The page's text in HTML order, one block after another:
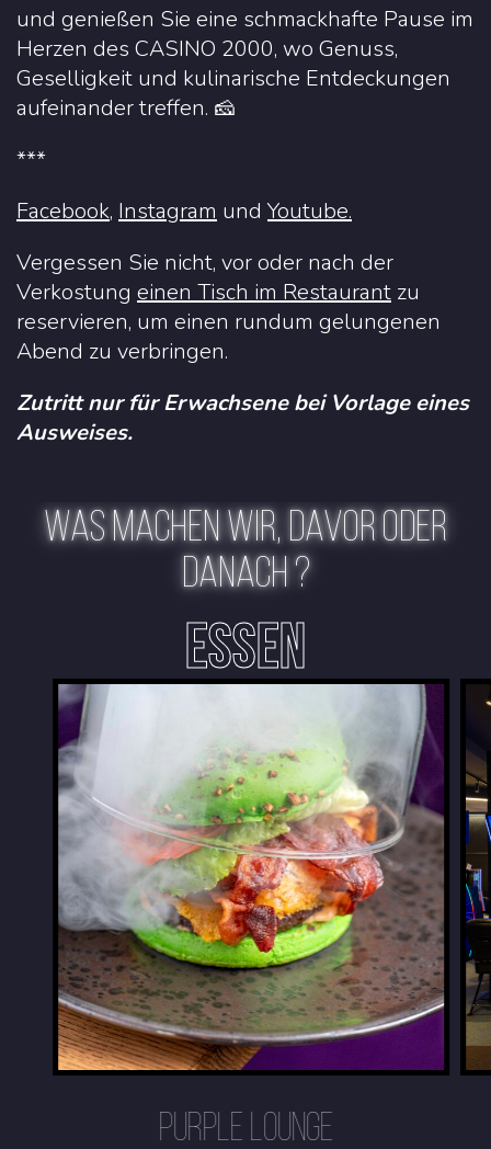
und genießen Sie eine schmackhafte Pause im
Herzen des CASINO 2000, wo Genuss,
Geselligkeit und kulinarische Entdeckungen
aufeinander treffen. 🧀
***
Facebook, Instagram und Youtube.
Vergessen Sie nicht, vor oder nach der
Verkostung einen Tisch im Restaurant zu
reservieren, um einen rundum gelungenen
Abend zu verbringen.
Zutritt nur für Erwachsene bei Vorlage eines
Ausweises.
WAS MACHEN WIR, DAVOR ODER
DANACH ?
ESSEN
PURPLE LOUNGE